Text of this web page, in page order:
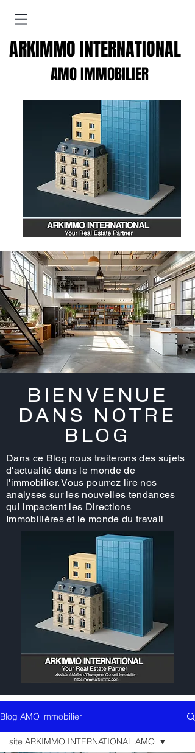
ARKIMMO INTERNATIONAL
AMO IMMOBILIER
BIENVENUE
DANS NOTRE
BLOG
Dans ce Blog nous traiterons des sujets
d'actualité dans le monde de
l'immobilier. Vous pourrez lire nos
analyses sur les nouvelles tendances
qui impactent les Directions
Immobilières et le monde du travail
Blog AMO immobilier
site ARKIMMO INTERNATIONAL AMO